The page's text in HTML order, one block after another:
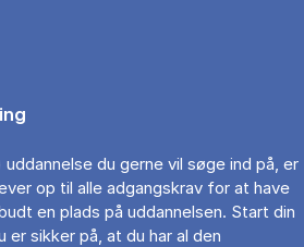
du gerne vil søge ind på, er
op til alle adgangskrav for at have
en plads på uddannelsen. Start din
er sikker på, at du har al den